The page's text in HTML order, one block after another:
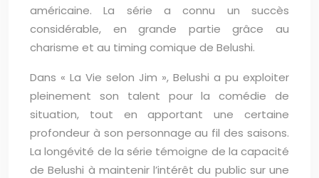
américaine. La série a connu un succès
considérable, en grande partie grâce au
charisme et au timing comique de Belushi.
Dans « La Vie selon Jim », Belushi a pu exploiter
pleinement son talent pour la comédie de
situation, tout en apportant une certaine
profondeur à son personnage au fil des saisons.
La longévité de la série témoigne de la capacité
de Belushi à maintenir l’intérêt du public sur une